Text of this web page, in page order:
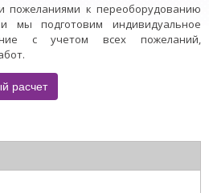
пожеланиями к переоборудованию
и мы подготовим индивидуальное
с учетом всех пожеланий,
расчет